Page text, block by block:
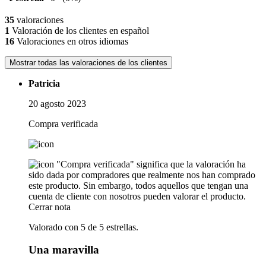
35 valoraciones
1 Valoración de los clientes en español
16 Valoraciones en otros idiomas
Mostrar todas las valoraciones de los clientes
Patricia
20 agosto 2023
Compra verificada
"Compra verificada" significa que la valoración ha
sido dada por compradores que realmente nos han comprado
este producto. Sin embargo, todos aquellos que tengan una
cuenta de cliente con nosotros pueden valorar el producto.
Cerrar nota
Valorado con 5 de 5 estrellas.
Una maravilla